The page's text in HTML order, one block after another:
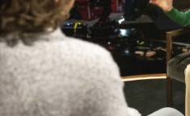
lekken en de
zijn moeilijk te onderhouden. Dat
efficiënt zorg te bieden. Als de
is, raakt die beschadigd en dan
chimps in het gedrang.
om optimaal hun belangrijke taken